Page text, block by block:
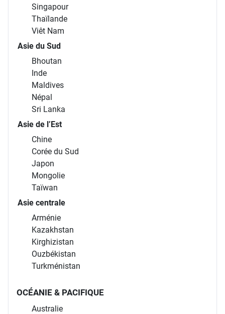
Singapour
Thaïlande
Viêt Nam
Asie du Sud
Bhoutan
Inde
Maldives
Népal
Sri Lanka
Asie de l’Est
Chine
Corée du Sud
Japon
Mongolie
Taïwan
Asie centrale
Arménie
Kazakhstan
Kirghizistan
Ouzbékistan
Turkménistan
OCÉANIE & PACIFIQUE
Australie